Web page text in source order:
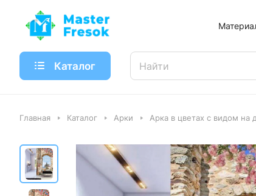
Каталог
Главная Каталог Арки Арка в цветах с видом на